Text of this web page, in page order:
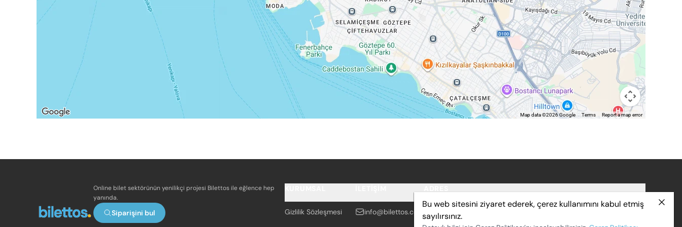
Map data ©2026 Google Terms Report a map error
Online bilet sektörünün yenilikçi projesi Bilettos ile eğlence hep
yanında.
Siparişini bul Gizlilik Sözleşmesi info@bilettos.com
Adalet Mah. Manas Blv. Folkart Towers No: 47 B / 2601 Bayraklı /
İZMİR
Bu web sitesini ziyaret ederek, çerez kullanımını kabul etmiş
sayılırsınız.